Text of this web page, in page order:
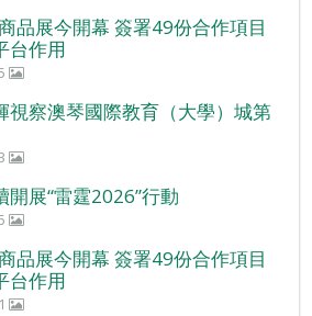
品展今開幕 簽署49份合作項目
台作用
視察澳琴國際教育（大學）城第
開展“雷霆2026”行動
品展今開幕 簽署49份合作項目
台作用